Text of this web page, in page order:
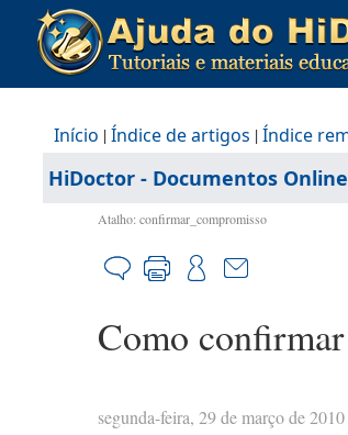
Início |Índice de artigos |Índice
HiDoctor - Documentos Online
Atalho: confirmar_compromisso
Como
segunda-feira, 29 de março de 2010